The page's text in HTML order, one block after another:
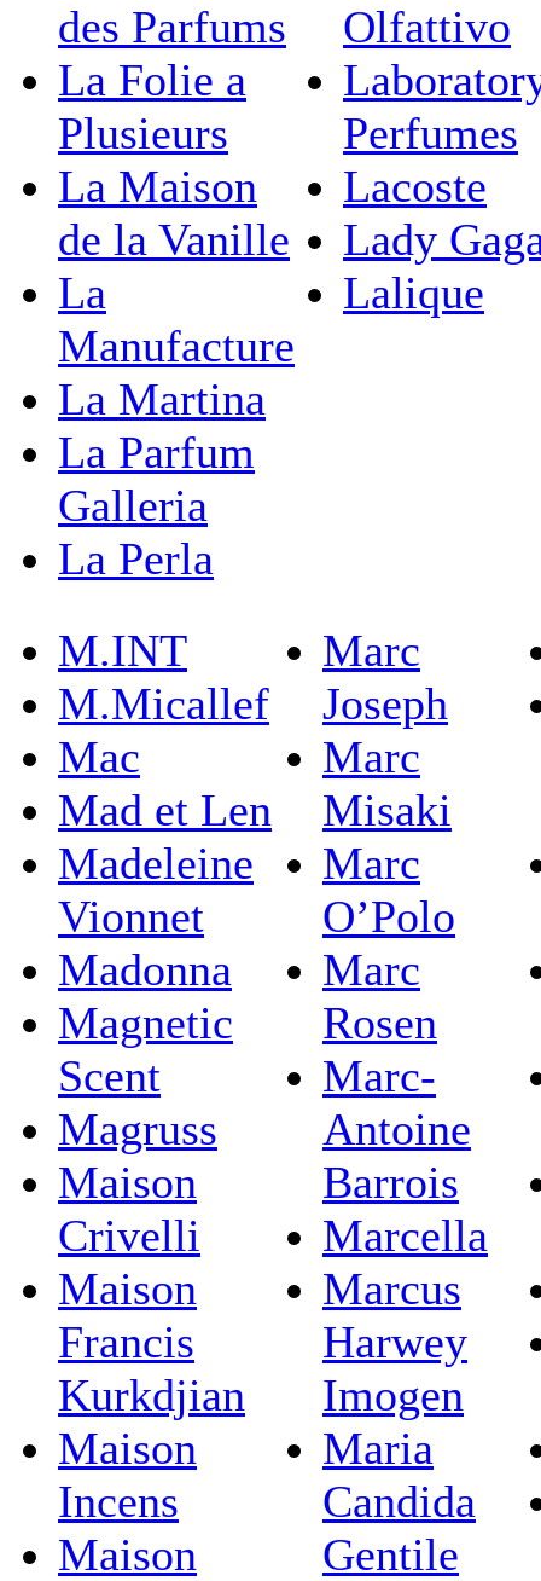
des Parfums
La Folie a
Plusieurs
La Maison
de la Vanille
La
Manufacture
La Martina
La Parfum
Galleria
La Perla
Olfattivo
Perfumes
Lacoste
Lady
Lalique
M.INT
M.Micallef
Mac
Mad et Len
Madeleine
Vionnet
Madonna
Magnetic
Scent
Magruss
Maison
Crivelli
Maison
Francis
Kurkdjian
Maison
Incens
Maison
Marc
Joseph
Marc
Misaki
Marc
O’Polo
Marc
Rosen
Marc-
Antoine
Barrois
Marcella
Marcus
Harwey
Imogen
Maria
Candida
Gentile